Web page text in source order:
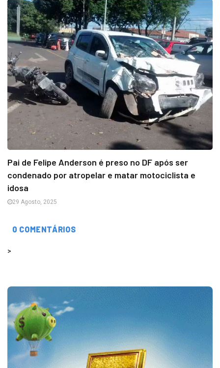
Pai de Felipe Anderson é preso no DF após ser
condenado por atropelar e matar motociclista e
idosa
29 Agosto, 2025
0 COMENTÁRIOS
>